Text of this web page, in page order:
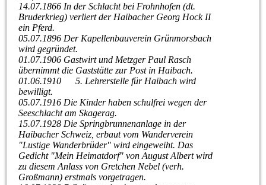
14.07.1866 In der Schlacht bei Frohnhofen (dt.
Bruderkrieg) verliert der Haibacher Georg Hock II
ein Pferd.
05.07.1896 Der Kapellenbauverein Grünmorsbach
wird gegründet.
01.07.1906 Gastwirt und Metzger Paul Rasch
übernimmt die Gaststätte zur Post in Haibach.
01.06.1910 5. Lehrerstelle für Haibach wird
bewilligt.
05.07.1916 Die Kinder haben schulfrei wegen der
Seeschlacht am Skagerag.
15.07.1928 Die Springbrunnenanlage in der
Haibacher Schweiz, erbaut vom Wanderverein
"Lustige Wanderbrüder" wird eingeweiht. Das
Gedicht "Mein Heimatdorf" von August Albert wird
zu diesem Anlass von Gretchen Nebel (verh.
Großmann) erstmals vorgetragen.